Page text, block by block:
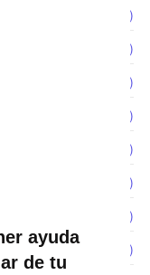
(1)
(2)
(1)
(2)
(4)
(1)
(1)
(1)
ayuda
de tu